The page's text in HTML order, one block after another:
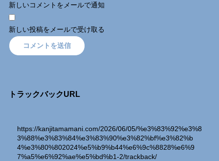
新しいコメントをメールで通知
新しい投稿をメールで受け取る
トラックバックURL
https://kanjitamamani.com/2026/06/05/%e3%83%92%e3%8
3%88%e3%83%84%e3%83%90%e3%82%bf%e3%82%b
4%e3%80%802024%e5%b9%b44%e6%9c%8828%e6%9
7%a5%e6%92%ae%e5%bd%b1-2/trackback/